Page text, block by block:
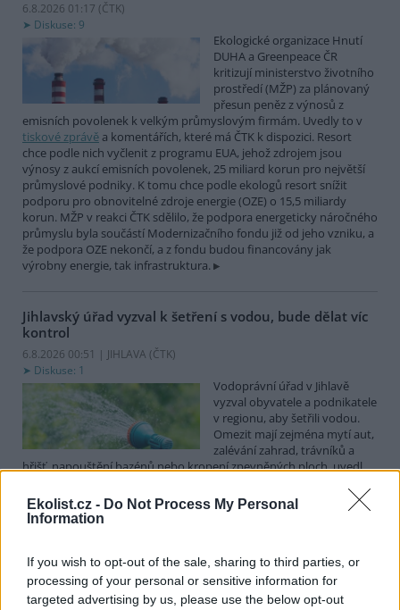
Ekolist.cz - Do Not Process My Personal
Information
If you wish to opt-out of the sale, sharing to third parties, or
processing of your personal or sensitive information for
targeted advertising by us, please use the below opt-out
6.8.2026 01:17 (ČTK)
Diskuse: 9
Ekologické organizace Hnutí
DUHA a Greenpeace ČR
kritizují ministerstvo životního
prostředí (MŽP) za plánovaný
přesun peněz z výnosů z
emisních povolenek k velkým průmyslovým firmám. Uvedly to v
tiskové zprávě a komentářích, které má ČTK k dispozici. Resort
chce podle nich vyčlenit z programu EUA, jehož zdrojem jsou
výnosy z aukcí emisních povolenek, 25 miliard korun pro největší
průmyslové podniky. K tomu chce podle ekologů resort snížit
podporu pro obnovitelné zdroje energie (OZE) o 15,5 miliardy
korun. MŽP v reakci ČTK sdělilo, že podpora energeticky náročného
průmyslu byla součástí Modernizačního fondu již od jeho vzniku, a
že podpora OZE nekončí, a z fondu budou financovány jak
výrobny energie, tak infrastruktura.
Jihlavský úřad vyzval k šetření s vodou, bude dělat víc
kontrol
6.8.2026 00:51 | JIHLAVA (ČTK)
Diskuse: 1
Vodoprávní úřad v Jihlavě
vyzval obyvatele a podnikatele
v regionu, aby šetřili vodou.
Omezit mají zejména mytí aut,
zalévání zahrad, trávníků a
hřišť, napouštění bazénů nebo kropení zpevněných ploch, uvedl
kontrolovat povolené odběry. Výzva k šetření vodou platí pro
všechny obce spadající pod Jihlavu jako obec s rozšířenou
Celníci odhalili gang překupníků papoušků, zajistili
stovku ptáků